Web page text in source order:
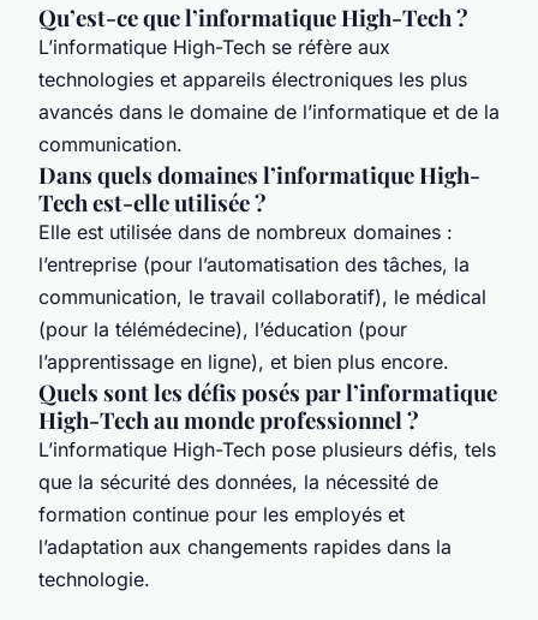
Qu’est-ce que l’informatique High-Tech ?
L’informatique High-Tech se réfère aux
technologies et appareils électroniques les plus
avancés dans le domaine de l’informatique et de la
communication.
Dans quels domaines l’informatique High-
Tech est-elle utilisée ?
Elle est utilisée dans de nombreux domaines :
l’entreprise (pour l’automatisation des tâches, la
communication, le travail collaboratif), le médical
(pour la télémédecine), l’éducation (pour
l’apprentissage en ligne), et bien plus encore.
Quels sont les défis posés par l’informatique
High-Tech au monde professionnel ?
L’informatique High-Tech pose plusieurs défis, tels
que la sécurité des données, la nécessité de
formation continue pour les employés et
l’adaptation aux changements rapides dans la
technologie.